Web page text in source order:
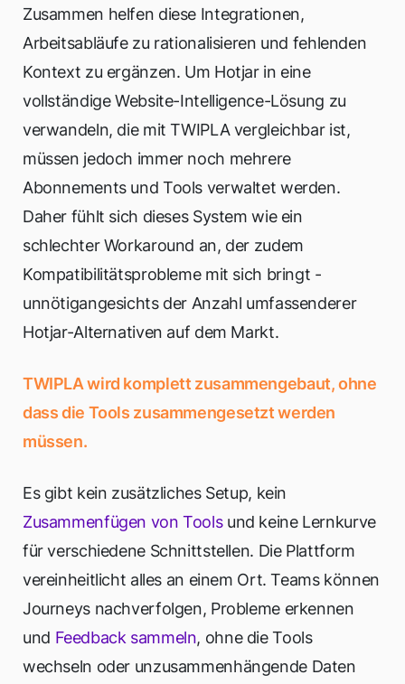
Zusammen helfen diese Integrationen,
Arbeitsabläufe zu rationalisieren und fehlenden
Kontext zu ergänzen. Um Hotjar in eine
vollständige Website-Intelligence-Lösung zu
verwandeln, die mit TWIPLA vergleichbar ist,
müssen jedoch immer noch mehrere
Abonnements und Tools verwaltet werden.
Daher fühlt sich dieses System wie ein
schlechter Workaround an, der zudem
Kompatibilitätsprobleme mit sich bringt -
unnötigangesichts der Anzahl umfassenderer
Hotjar-Alternativen auf dem Markt.
TWIPLA wird komplett zusammengebaut, ohne
dass die Tools zusammengesetzt werden
müssen.
Es gibt kein zusätzliches Setup, kein
Zusammenfügen von Toolsund keine Lernkurve
für verschiedene Schnittstellen. Die Plattform
vereinheitlicht alles an einem Ort. Teams können
Journeys nachverfolgen, Probleme erkennen
und Feedback sammeln, ohne die Tools
wechseln oder unzusammenhängende Daten